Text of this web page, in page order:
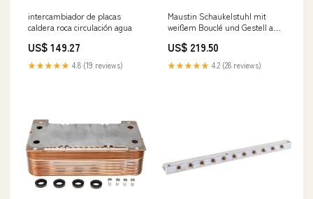
intercambiador de placas
caldera roca circulación agua
US$ 149.27
★★★★★ 4.8 (19 reviews)
Maustin Schaukelstuhl mit
weißem Bouclé und Gestell aus
Essstühle
US$ 219.50
★★★★★ 4.2 (28 reviews)